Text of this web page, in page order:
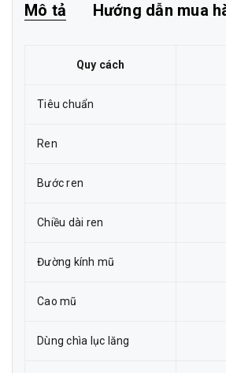
Mô tả Hướng dẫn mua
Quy cách
Tiêu chuẩn
Ren
Bước ren
Chiều dài ren
Đường kính mũ
Cao mũ
Dùng chìa lục lăng